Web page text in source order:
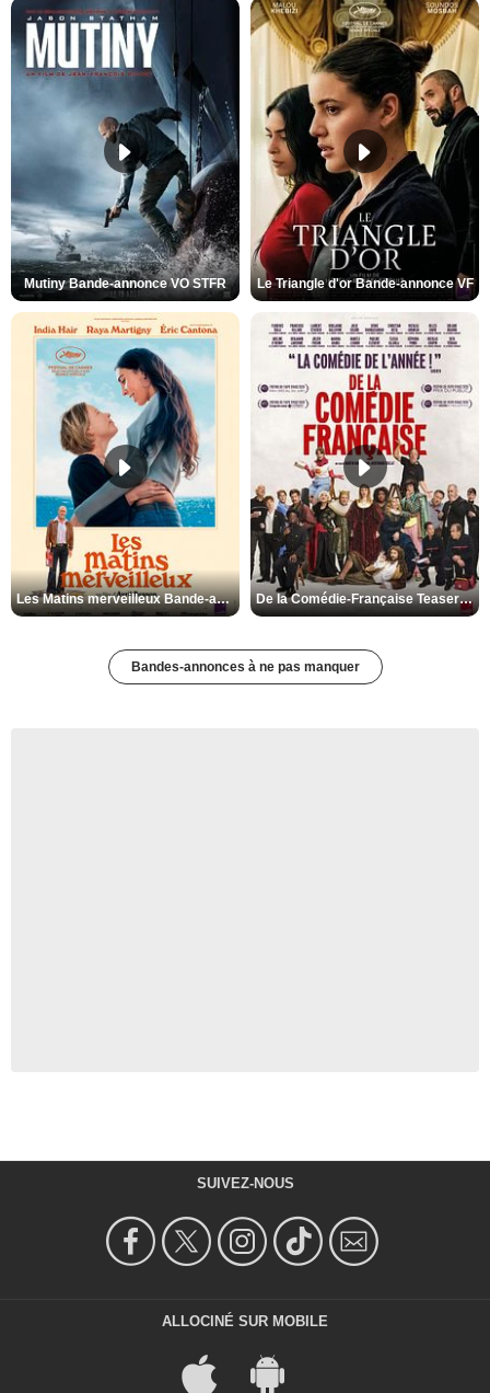
Mutiny Bande-annonce VO STFR Le Triangle d'or Bande-annonce VF
Les Matins merveilleux Bande-annonce VF De la Comédie-Française Teaser VF
Bandes-annonces à ne pas manquer
SUIVEZ-NOUS
ALLOCINÉ SUR MOBILE